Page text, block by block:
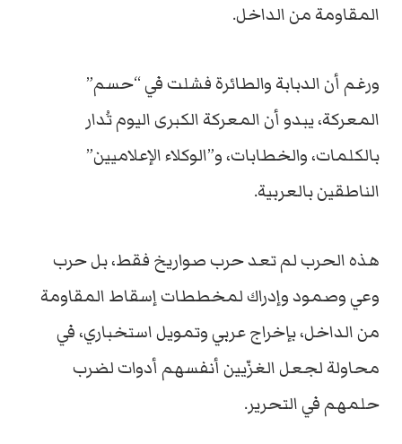
المقاومة من الداخل.
ورغم أن الدبابة والطائرة فشلت في “حسم”
المعركة، يبدو أن المعركة الكبرى اليوم تُدار
بالكلمات، والخطابات، و”الوكلاء الإعلاميين”
الناطقين بالعربية.
هذه الحرب لم تعد حرب صواريخ فقط، بل حرب
وعي وصمود وإدراك لمخططات إسقاط المقاومة
من الداخل، بإخراج عربي وتمويل استخباري، في
محاولة لجعل الغزّيين أنفسهم أدوات لضرب
حلمهم في التحرير.